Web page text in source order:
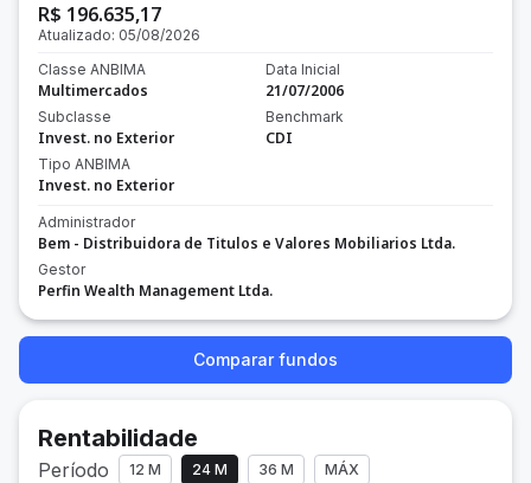
R$ 196.635,17
Atualizado: 05/08/2026
Classe ANBIMA
Multimercados
Subclasse
Invest. no Exterior
Tipo ANBIMA
Invest. no Exterior
Data Inicial
21/07/2006
Benchmark
CDI
Administrador
Bem - Distribuidora de Titulos e Valores Mobiliarios Ltda.
Gestor
Perfin Wealth Management Ltda.
Comparar fundos
Rentabilidade
Período 12 M 24 M 36 M MÁX